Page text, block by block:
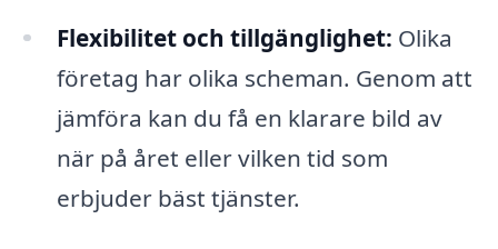
Flexibilitet och tillgänglighet: Olika
företag har olika scheman. Genom att
jämföra kan du få en klarare bild av
när på året eller vilken tid som
erbjuder bäst tjänster.